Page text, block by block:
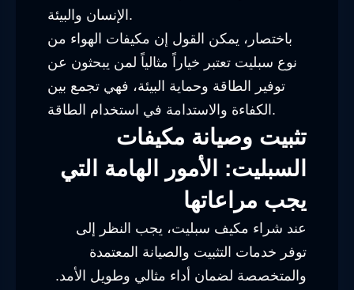
الإنسان والبيئة.
باختصار، يمكن القول إن مكيفات الهواء من
نوع سبليت تعتبر خياراً مثالياً لمن يبحثون عن
توفير الطاقة وحماية البيئة، فهي تجمع بين
الكفاءة والاستدامة في استخدام الطاقة.
تثبيت وصيانة مكيفات
السبليت: الأمور الهامة التي
يجب مراعاتها
عند شراء مكيف سبليت، يجب النظر إلى
توفر خدمات التثبيت والصيانة المعتمدة
والمتخصصة لضمان أداء مثالي وطويل الأمد.